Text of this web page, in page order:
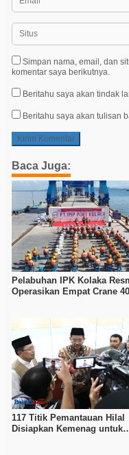
Simpan nama, email, dan
komentar saya berikutnya.
Beritahu saya akan tindak
Beritahu saya akan tulisan
Baca Juga:
Pelabuhan IPK Kolaka
Operasikan Empat Crane 40
117 Titik Pemantauan Hilal
Disiapkan Kemenag untuk